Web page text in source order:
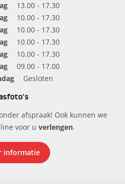
13.00 - 17.30
10.00 - 17.30
10.00 - 17.30
10.00 - 17.30
10.00 - 17.30
09.00 - 17.00
Gesloten
afspraak! Ook kunnen we
voor u verlengen.
informatie